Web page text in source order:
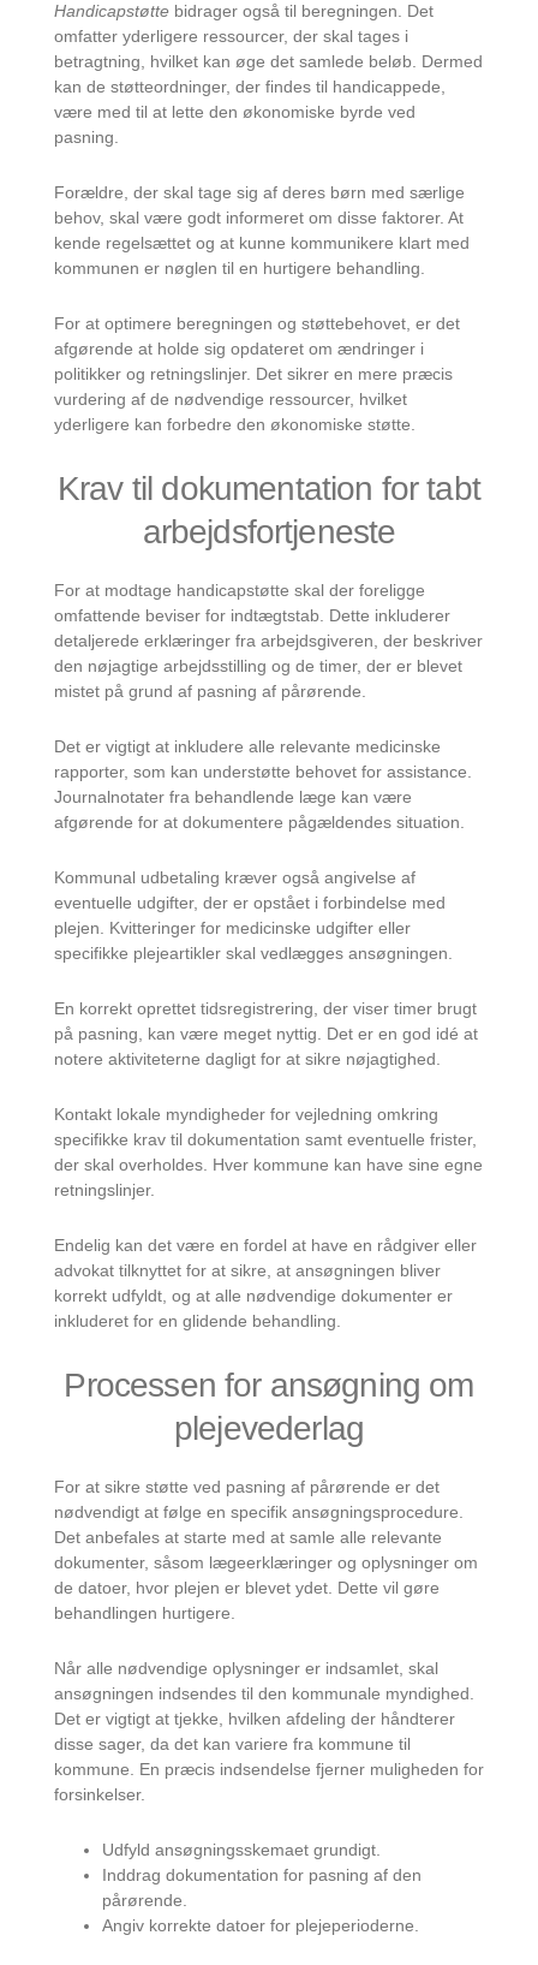
Handicapstøtte bidrager også til beregningen. Det
omfatter yderligere ressourcer, der skal tages i
betragtning, hvilket kan øge det samlede beløb. Dermed
kan de støtteordninger, der findes til handicappede,
være med til at lette den økonomiske byrde ved
pasning.
Forældre, der skal tage sig af deres børn med særlige
behov, skal være godt informeret om disse faktorer. At
kende regelsættet og at kunne kommunikere klart med
kommunen er nøglen til en hurtigere behandling.
For at optimere beregningen og støttebehovet, er det
afgørende at holde sig opdateret om ændringer i
politikker og retningslinjer. Det sikrer en mere præcis
vurdering af de nødvendige ressourcer, hvilket
yderligere kan forbedre den økonomiske støtte.
Krav til dokumentation for tabt
arbejdsfortjeneste
For at modtage handicapstøtte skal der foreligge
omfattende beviser for indtægtstab. Dette inkluderer
detaljerede erklæringer fra arbejdsgiveren, der beskriver
den nøjagtige arbejdsstilling og de timer, der er blevet
mistet på grund af pasning af pårørende.
Det er vigtigt at inkludere alle relevante medicinske
rapporter, som kan understøtte behovet for assistance.
Journalnotater fra behandlende læge kan være
afgørende for at dokumentere pågældendes situation.
Kommunal udbetaling kræver også angivelse af
eventuelle udgifter, der er opstået i forbindelse med
plejen. Kvitteringer for medicinske udgifter eller
specifikke plejeartikler skal vedlægges ansøgningen.
En korrekt oprettet tidsregistrering, der viser timer brugt
på pasning, kan være meget nyttig. Det er en god idé at
notere aktiviteterne dagligt for at sikre nøjagtighed.
Kontakt lokale myndigheder for vejledning omkring
specifikke krav til dokumentation samt eventuelle frister,
der skal overholdes. Hver kommune kan have sine egne
retningslinjer.
Endelig kan det være en fordel at have en rådgiver eller
advokat tilknyttet for at sikre, at ansøgningen bliver
korrekt udfyldt, og at alle nødvendige dokumenter er
inkluderet for en glidende behandling.
Processen for ansøgning om
plejevederlag
For at sikre støtte ved pasning af pårørende er det
nødvendigt at følge en specifik ansøgningsprocedure.
Det anbefales at starte med at samle alle relevante
dokumenter, såsom lægeerklæringer og oplysninger om
de datoer, hvor plejen er blevet ydet. Dette vil gøre
behandlingen hurtigere.
Når alle nødvendige oplysninger er indsamlet, skal
ansøgningen indsendes til den kommunale myndighed.
Det er vigtigt at tjekke, hvilken afdeling der håndterer
disse sager, da det kan variere fra kommune til
kommune. En præcis indsendelse fjerner muligheden for
forsinkelser.
Udfyld ansøgningsskemaet grundigt.
Inddrag dokumentation for pasning af den
pårørende.
Angiv korrekte datoer for plejeperioderne.